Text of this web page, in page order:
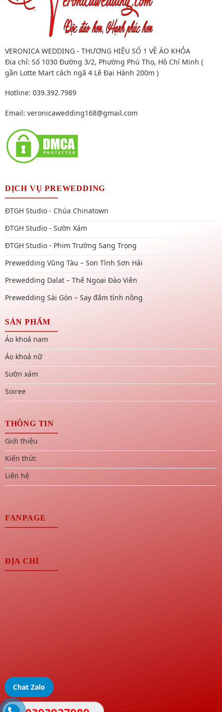
VERONICA WEDDING - THƯƠNG HIỆU SỐ 1 VỀ ÁO KHỎA
Địa chỉ: Số 1030 Đường 3/2, Phường Phú Thọ, Hồ Chí Minh (
gần Lotte Mart cách ngã 4 Lê Đại Hành 200m )
Hotline: 039.392.7989
Email: veronicawedding168@gmail.com
DỊCH VỤ PREWEDDING
ĐTGH Studio - Chùa Chinatown
ĐTGH Studio - Sườn Xám
ĐTGH Studio - Phim Trường Sang Trọng
Prewedding Vũng Tàu – Son Tình Sơn Hải
Prewedding Dalat – Thế Ngoại Đào Viên
Prewedding Sài Gòn – Say đắm tình nồng
SẢN PHẨM
Áo khoả nam
Áo khoả nữ
Sườn xám
Soiree
THÔNG TIN
Giới thiệu
Kiến thức
Liên hệ
FANPAGE
ĐỊA CHỈ
Chat Zalo